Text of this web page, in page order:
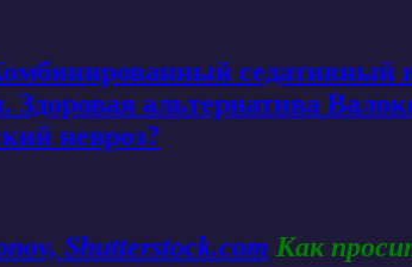
невроз?
Как